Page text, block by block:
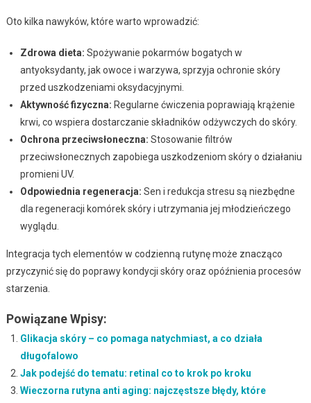
Oto kilka nawyków, które warto wprowadzić:
Zdrowa dieta: Spożywanie pokarmów bogatych w
antyoksydanty, jak owoce i warzywa, sprzyja ochronie skóry
przed uszkodzeniami oksydacyjnymi.
Aktywność fizyczna: Regularne ćwiczenia poprawiają krążenie
krwi, co wspiera dostarczanie składników odżywczych do skóry.
Ochrona przeciwsłoneczna: Stosowanie filtrów
przeciwsłonecznych zapobiega uszkodzeniom skóry o działaniu
promieni UV.
Odpowiednia regeneracja: Sen i redukcja stresu są niezbędne
dla regeneracji komórek skóry i utrzymania jej młodzieńczego
wyglądu.
Integracja tych elementów w codzienną rutynę może znacząco
przyczynić się do poprawy kondycji skóry oraz opóźnienia procesów
starzenia.
Powiązane Wpisy:
Glikacja skóry – co pomaga natychmiast, a co działa
długofalowo
Jak podejść do tematu: retinal co to krok po kroku
Wieczorna rutyna anti aging: najczęstsze błędy, które